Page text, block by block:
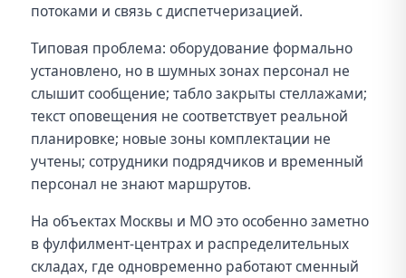
потоками и связь с диспетчеризацией.
Типовая проблема: оборудование формально
установлено, но в шумных зонах персонал не
слышит сообщение; табло закрыты стеллажами;
текст оповещения не соответствует реальной
планировке; новые зоны комплектации не
учтены; сотрудники подрядчиков и временный
персонал не знают маршрутов.
На объектах Москвы и МО это особенно заметно
в фулфилмент-центрах и распределительных
складах, где одновременно работают сменный